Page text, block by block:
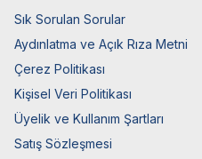
Sık Sorulan Sorular
Aydınlatma ve Açık Rıza Metni
Çerez Politikası
Kişisel Veri Politikası
Üyelik ve Kullanım Şartları
Satış Sözleşmesi